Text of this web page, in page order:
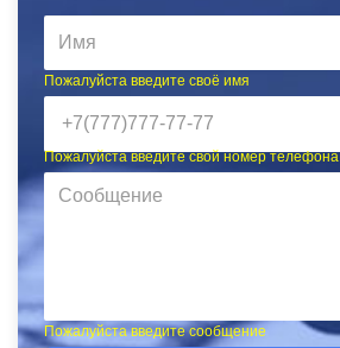
Пожалуйста введите своё имя
Пожалуйста введите свой номер телефона
Пожалуйста введите сообщение